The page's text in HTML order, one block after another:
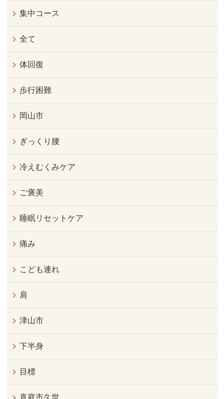
集中コース
全て
体回復
歩行困難
岡山市
ぎっくり腰
冷えむくみケア
ご褒美
睡眠リセットケア
痛み
こども連れ
肩
津山市
下半身
目標